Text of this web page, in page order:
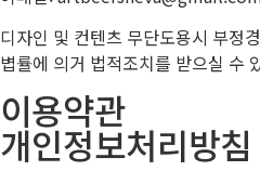
디자인 및 컨텐츠 무단도용시 부정
볍률에 의거 법적조치를 받으실 수
이용약관
개인정보처리방침